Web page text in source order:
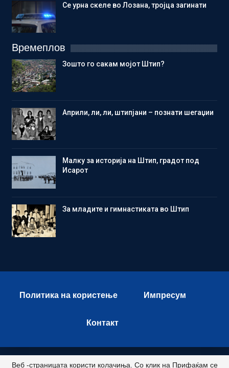
Се урна скеле во Лозана, тројца загинати
Времеплов
Зошто го сакам мојот Штип?
Aприли, ли, ли, штипјани – познати шегаџии
Малку за историја на Штип, градот под
Исарот
Зa младите и гимнастиката во Штип
Политика на користење Импресум
Контакт
Веб -страницата користи колачиња. Со клик на Прифаќам се